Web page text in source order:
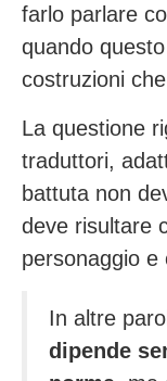
farlo parlare
quando
costruzioni
La questione
traduttori,
battuta non
deve risultare
personaggio e
In altre
dipende